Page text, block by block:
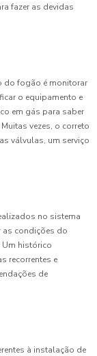
fazer as devidas
do fogão é monitorar
o equipamento e
em gás para saber
vezes, o correto
válvulas, um serviço
no sistema
as condições do
Um histórico
recorrentes e
de
à instalação de